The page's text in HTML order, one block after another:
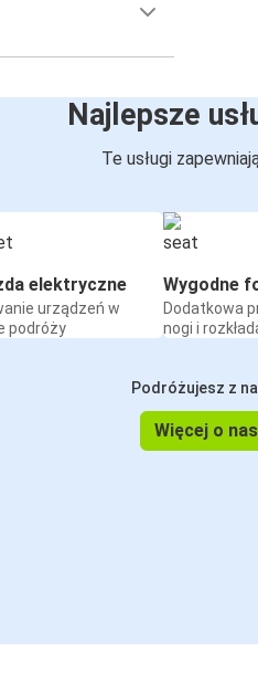
Najlepsze
Te usługi
elektryczne
urządzeń w
podróży
Wygodne
Dodatkowa
nogi i
Podróżujesz z
Więcej o